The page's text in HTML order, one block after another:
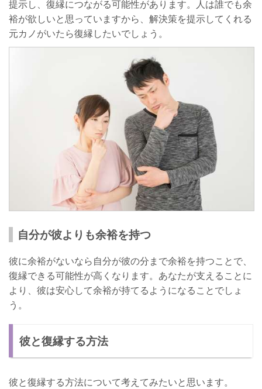
提示し、復縁につながる可能性があります。人は誰でも余
裕が欲しいと思っていますから、解決策を提示してくれる
元カノがいたら復縁したいでしょう。
自分が彼よりも余裕を持つ
彼に余裕がないなら自分が彼の分まで余裕を持つことで、
復縁できる可能性が高くなります。あなたが支えることに
より、彼は安心して余裕が持てるようになることでしょ
う。
彼と復縁する方法
彼と復縁する方法について考えてみたいと思います。